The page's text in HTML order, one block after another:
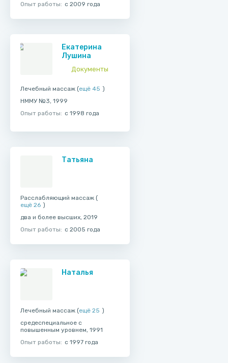
Опыт работы: с 2009 года
Екатерина
Лушина
Документы
Лечебный массаж (ещё 45 )
НММУ №3, 1999
Опыт работы: с 1998 года
Татьяна
Расслабляющий массаж (
ещё 26 )
два и более высших, 2019
Опыт работы: с 2005 года
Наталья
Лечебный массаж (ещё 25 )
средеспециальное с
повышенным уровнем, 1991
Опыт работы: с 1997 года